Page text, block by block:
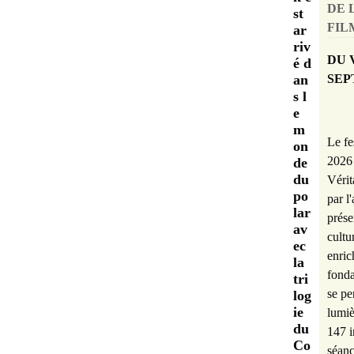
st
ar
riv
é d
an
s l
e
m
on
de
du
po
lar
av
ec
la
tri
log
ie
du
Co
DE
DU
Le
par
se
147